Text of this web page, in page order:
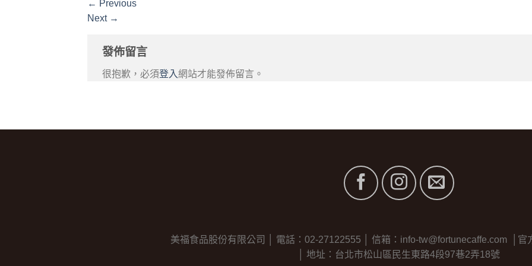
← Previous
Next →
發佈留言
很抱歉，必須登入網站才能發佈留言。
美福食品股份有限公司 │ 電話：02-27122555 │ 信箱：info-tw@fortunecaffe.com │官
│ 地址：台北市松山區民生東路4段97巷2弄18號